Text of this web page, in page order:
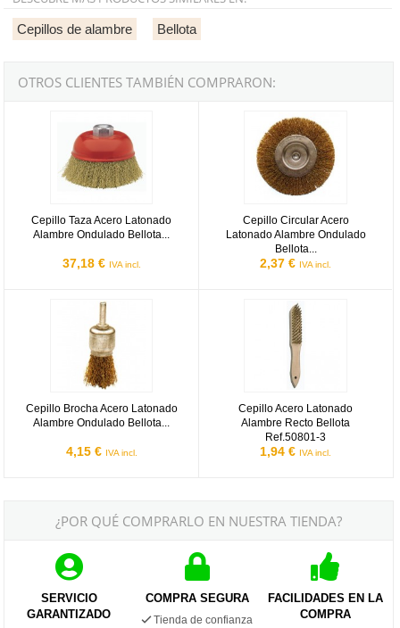
Cepillos de alambre Bellota
OTROS CLIENTES TAMBIÉN COMPRARON:
Cepillo Taza Acero Latonado
Alambre Ondulado Bellota...
37,18 € IVA incl.
Cepillo Circular Acero
Latonado Alambre Ondulado
Bellota...
2,37 € IVA incl.
Cepillo Brocha Acero Latonado
Alambre Ondulado Bellota...
4,15 € IVA incl.
Cepillo Brocha Acero Latonado Alambre Ondulado Bellota
Cepillo Acero Latonado
Alambre Recto Bellota
Ref.50801-3
1,94 € IVA incl.
Cepillo Acero Latonado Alambre
¿POR QUÉ COMPRARLO EN NUESTRA TIENDA?
SERVICIO
GARANTIZADO
COMPRA SEGURA
Tienda de confianza
FACILIDADES EN LA
COMPRA